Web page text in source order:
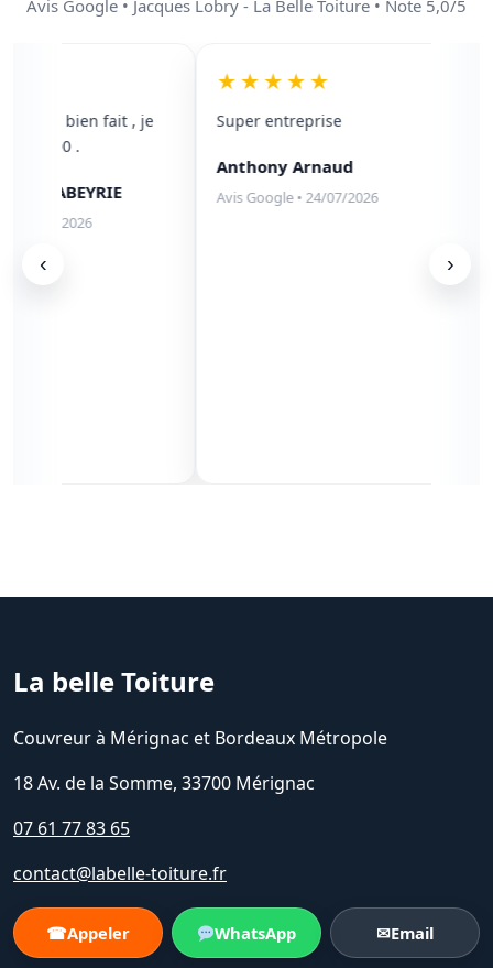
Avis Google • Jacques Lobry - La Belle Toiture • Note 5,0/5
‹
travail bien fait , je
100 .
LABEYRIE
05/08/2026
★★★★★
Super entreprise
Anthony Arnaud
Avis Google • 24/07/2026
›
La belle Toiture
Couvreur à Mérignac et Bordeaux Métropole
18 Av. de la Somme, 33700 Mérignac
07 61 77 83 65
contact@labelle-toiture.fr
☎Appeler WhatsApp ✉Email